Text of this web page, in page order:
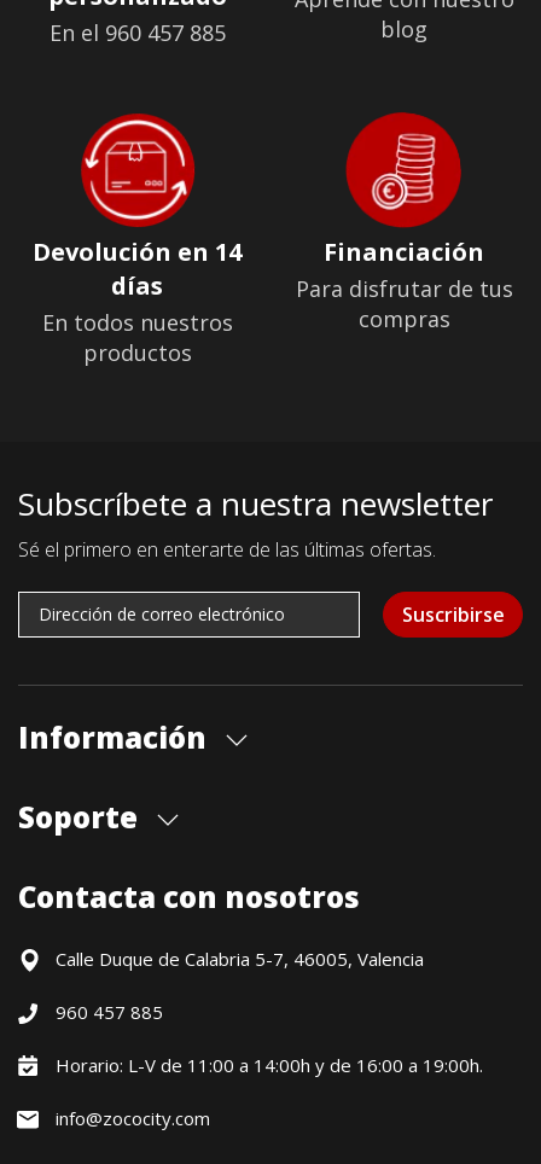
En el 960 457 885
blog
Devolución en 14
días
En todos nuestros
productos
Financiación
Para disfrutar de tus
compras
Subscríbete a nuestra newsletter
Sé el primero en enterarte de las últimas ofertas.
Suscribirse
Información
Cita previa tienda
Contacto
Soporte
Formas de pago
Devoluciones / Garantía
Política precio mínimo garantizado
Financiación CETELEM
Condiciones generales
Contacta con nosotros
Calle Duque de Calabria 5-7, 46005, Valencia
960 457 885
Horario: L-V de 11:00 a 14:00h y de 16:00 a 19:00h.
info@zococity.com